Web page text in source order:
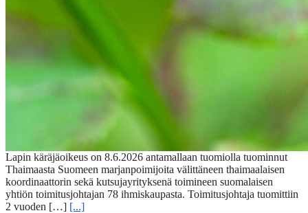
Lapin käräjäoikeus on 8.6.2026 antamallaan tuomiolla tuominnut
Thaimaasta Suomeen marjanpoimijoita välittäneen thaimaalaisen
koordinaattorin sekä kutsujayrityksenä toimineen suomalaisen
yhtiön toimitusjohtajan 78 ihmiskaupasta. Toimitusjohtaja tuomittiin
2 vuoden […] [...]